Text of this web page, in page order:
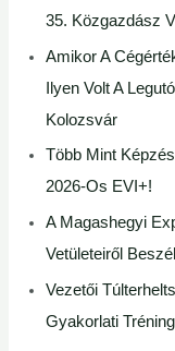
35. Közgazdász
Amikor A
Ilyen Volt A
Kolozsvár
Több Mint
2026-Os EVI+!
A Magashegyi
Vetületeiről
Vezetői
Gyakorlati